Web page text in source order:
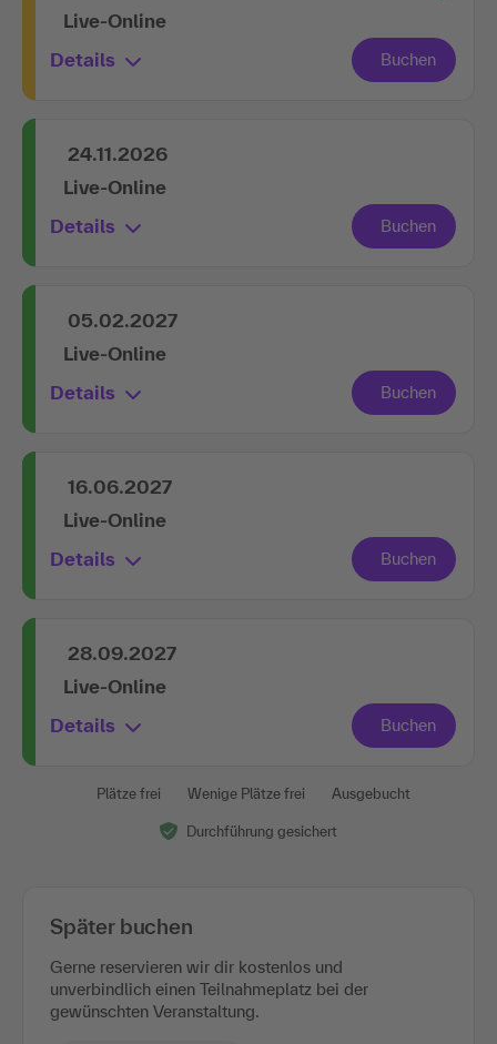
Live-Online
Details
24.11.2026
Live-Online
Details
05.02.2027
Live-Online
Details
16.06.2027
Live-Online
Details
28.09.2027
Live-Online
Details
Plätze frei Wenige Plätze frei Ausgebucht
Durchführung gesichert
Später buchen
Gerne reservieren wir dir kostenlos und
unverbindlich einen Teilnahmeplatz bei der
gewünschten Veranstaltung.